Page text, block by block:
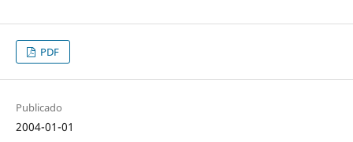
PDF
Publicado
2004-01-01